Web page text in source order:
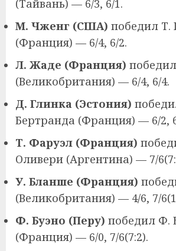
(Тайвань) — 6/3, 6/1.
М. Чженг (США) победил Т.
(Франция) — 6/4, 6/2.
Л. Жаде (Франция)
(Великобритания) — 6/4, 6/4.
Д. Глинка (Эстония)
Бертранда (Франция) — 6/2,
Т. Фаруэл (Франция)
Оливери (Аргентина) — 7/
У. Бланше (Франция)
(Великобритания) — 4/6, 7/
Ф. Буэно (Перу) победил Ф.
(Франция) — 6/0, 7/6(7:2).